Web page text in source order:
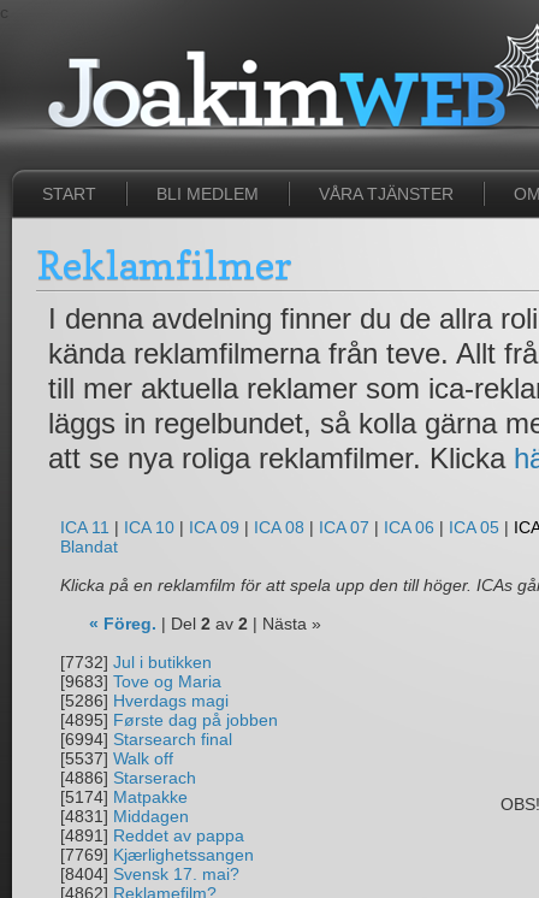
c
START BLI MEDLEM VÅRA TJÄNSTER
Reklamfilmer
I denna avdelning finner du de allra
kända reklamfilmerna från teve. Allt
till mer aktuella reklamer som ica-
läggs in regelbundet, så kolla gärna
att se nya roliga reklamfilmer. Klicka
ICA 11 | ICA 10 | ICA 09 | ICA 08 | ICA 07 | ICA 06 | ICA 05 |
Blandat
Klicka på en reklamfilm för att spela upp den till höger. ICAs
« Föreg. | Del 2 av 2 | Nästa »
[7732] Jul i butikken
[9683] Tove og Maria
[5286] Hverdags magi
[4895] Første dag på jobben
[6994] Starsearch final
[5537] Walk off
[4886] Starserach
[5174] Matpakke
[4831] Middagen
[4891] Reddet av pappa
[7769] Kjærlighetssangen
[8404] Svensk 17. mai?
[4862] Reklamefilm?